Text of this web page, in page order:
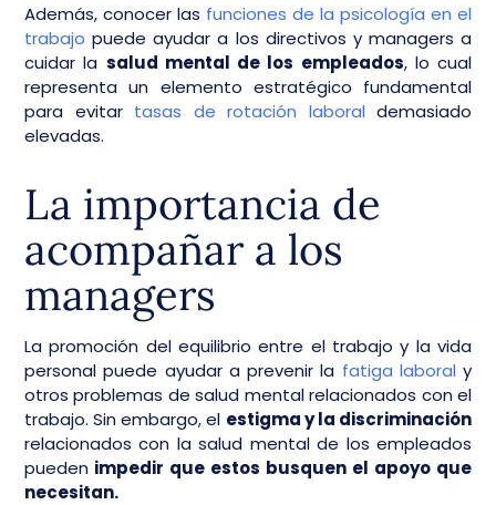
Además, conocer las funciones de la psicología en el
trabajo puede ayudar a los directivos y managers a
cuidar la salud mental de los empleados, lo cual
representa un elemento estratégico fundamental
para evitar tasas de rotación laboral demasiado
elevadas.
La importancia de
acompañar a los
managers
La promoción del equilibrio entre el trabajo y la vida
personal puede ayudar a prevenir la fatiga laboral y
otros problemas de salud mental relacionados con el
trabajo. Sin embargo, el estigma y la discriminación
relacionados con la salud mental de los empleados
pueden impedir que estos busquen el apoyo que
necesitan.